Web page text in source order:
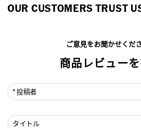
OUR CUSTOMERS TRUST
ご意見をお聞かせくださ
商品レビューを
投稿者
タイトル